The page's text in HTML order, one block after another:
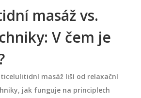
masáž vs.
V čem je
masáž liší od relaxační
jak funguje na principlech